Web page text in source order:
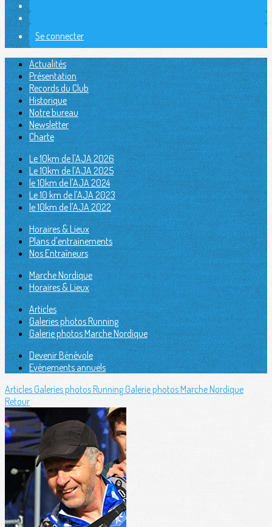
Se connecter
Actualités
Présentation
Records du Club
Historique
Notre bureau
Newsletter
Charte
Le 10km de l'AJA 2026
Le 10km de l'AJA 2025
le 10km de l'AJA 2024
Le 10 km de l'AJA 2023
le 10km de l'AJA 2022
Horaires & Lieux
Plans d'entrainements
Nos Entraîneurs
Marche Nordique
Horaires & Lieux
Articles
Galeries photos Running
Galerie photos Marche Nordique
Devenir Bénévole
Evènements annuels
ArticlesGaleries photos RunningGalerie photos Marche Nordique
Retour